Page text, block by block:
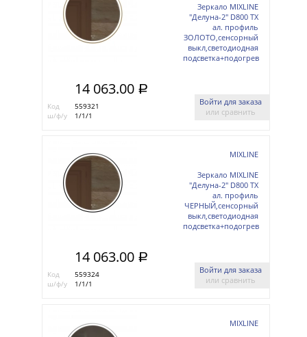
14 063.00 a
Код
559321
ш/ф/у
1/1/1
Зеркало MIXLINE
"Делуна-2" D800 ТХ
ал. профиль
ЗОЛОТО,сенсорный
выкл,светодиодная
подсветка+подогрев
Войти для заказа
или сравнить
14 063.00 a
Код
559324
ш/ф/у
1/1/1
MIXLINE
Зеркало MIXLINE
"Делуна-2" D800 ТХ
ал. профиль
ЧЕРНЫЙ,сенсорный
выкл,светодиодная
подсветка+подогрев
Войти для заказа
или сравнить
MIXLINE